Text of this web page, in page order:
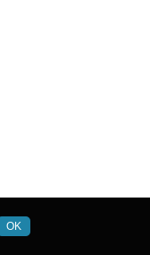
OK